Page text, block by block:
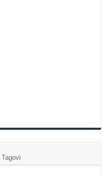
Tagovi